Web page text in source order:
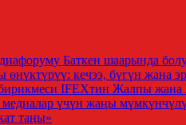
Баткен шаарында
өнүктүрүү: кечээ, бүгүн
бирикмеси IFEXтин Жалпы
үчүн жаңы
таңы»